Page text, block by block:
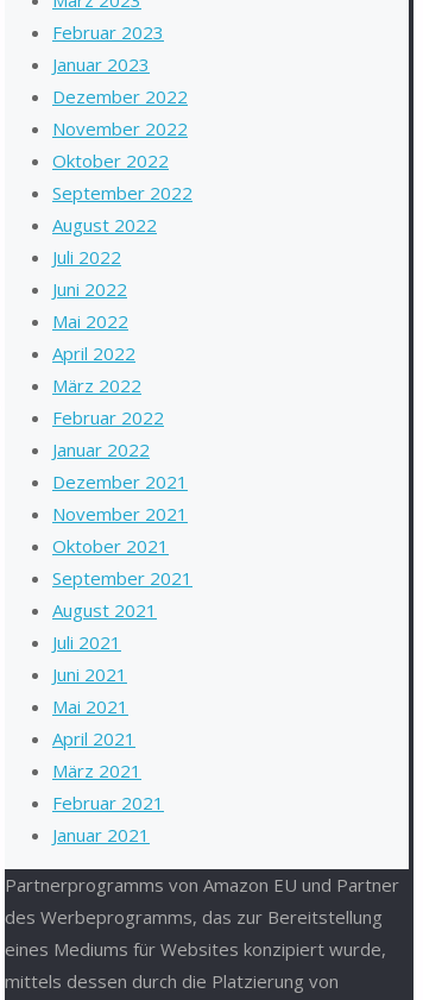
Februar 2023
Januar 2023
Dezember 2022
November 2022
Oktober 2022
September 2022
August 2022
Juli 2022
Juni 2022
Mai 2022
April 2022
März 2022
Februar 2022
Januar 2022
Dezember 2021
November 2021
Oktober 2021
September 2021
August 2021
Juli 2021
Juni 2021
Mai 2021
April 2021
März 2021
Februar 2021
Januar 2021
Partnerprogramms von Amazon EU und Partner
des Werbeprogramms, das zur Bereitstellung
eines Mediums für Websites konzipiert wurde,
mittels dessen durch die Platzierung von